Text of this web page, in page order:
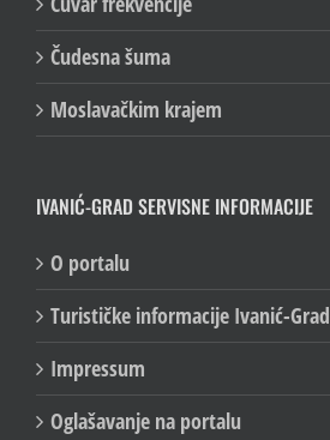
Čudesna šuma
Moslavačkim krajem
IVANIĆ-GRAD SERVISNE INFORMACIJE
O portalu
Turističke informacije Ivanić-Grad
Impressum
Oglašavanje na portalu